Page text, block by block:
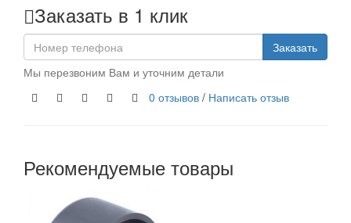
Заказать в 1 клик
Заказать
Мы перезвоним Вам и уточним детали
0 отзывов / Написать отзыв
Рекомендуемые товары